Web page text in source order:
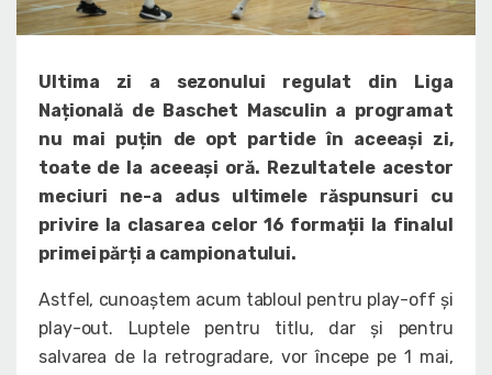
Ultima zi a sezonului regulat din Liga
Națională de Baschet Masculin a programat
nu mai puțin de opt partide în aceeași zi,
toate de la aceeași oră. Rezultatele acestor
meciuri ne-a adus ultimele răspunsuri cu
privire la clasarea celor 16 formații la finalul
primei părți a campionatului.
Astfel, cunoaștem acum tabloul pentru play-off și
play-out. Luptele pentru titlu, dar și pentru
salvarea de la retrogradare, vor începe pe 1 mai,